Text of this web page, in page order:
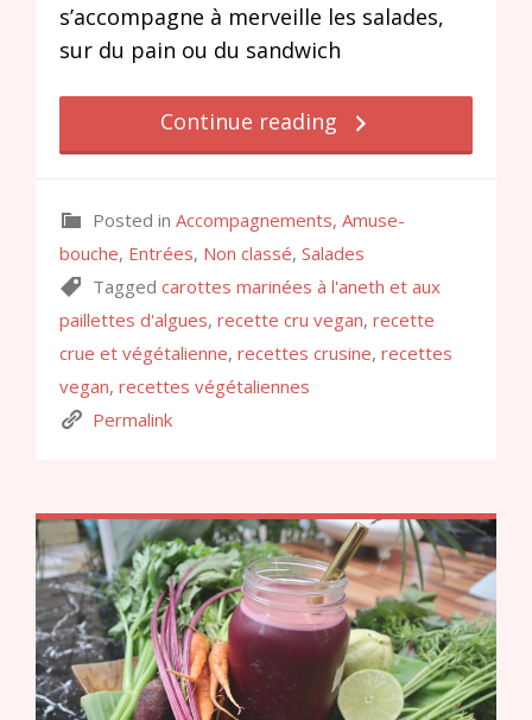
s’accompagne à merveille les salades,
sur du pain ou du sandwich
Continue reading
Posted in Accompagnements, Amuse-
bouche, Entrées, Non classé, Salades
Tagged carottes marinées à l'aneth et aux
paillettes d'algues, recette cru vegan, recette
crue et végétalienne, recettes crusine, recettes
vegan, recettes végétaliennes
Permalink